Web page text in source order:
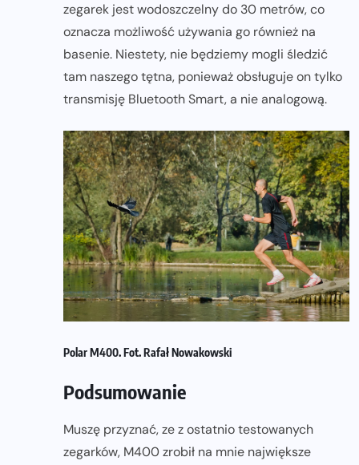
zegarek jest wodoszczelny do 30 metrów, co
oznacza możliwość używania go również na
basenie. Niestety, nie będziemy mogli śledzić
tam naszego tętna, ponieważ obsługuje on tylko
transmisję Bluetooth Smart, a nie analogową.
Polar M400. Fot. Rafał Nowakowski
Podsumowanie
Muszę przyznać, ze z ostatnio testowanych
zegarków, M400 zrobił na mnie największe